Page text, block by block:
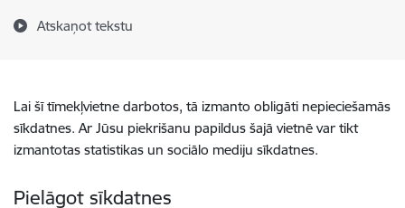
Atskaņot tekstu
Lai šī tīmekļvietne darbotos, tā izmanto obligāti nepieciešamās
sīkdatnes. Ar Jūsu piekrišanu papildus šajā vietnē var tikt
izmantotas statistikas un sociālo mediju sīkdatnes.
Pielāgot sīkdatnes